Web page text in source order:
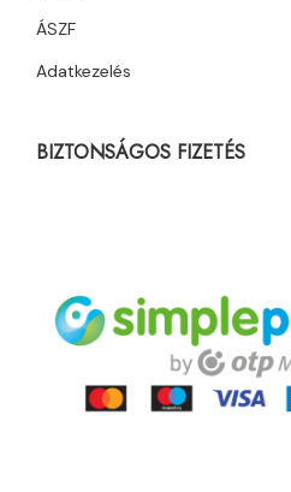
ÁSZF
Adatkezelés
BIZTONSÁGOS FIZETÉS